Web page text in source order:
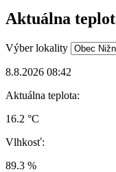
Aktuálna
Výber lokality
8.8.2026 08:42
Aktuálna teplota:
16.2 °C
Vlhkosť:
89.3 %